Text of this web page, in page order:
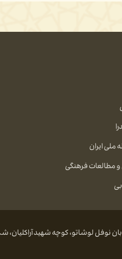
ملی ایران
مطالعات فرهنگی
لوشاتو، کوچه شهید آراکلیان، شماره ۴، کد پستی: